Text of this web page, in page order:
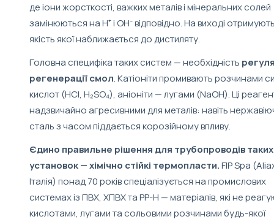
де іони жорсткості, важких металів і мінеральних солей
замінюються на H⁺ і OH⁻ відповідно. На виході
якість якої наближається до дистиляту.
Головна специфіка таких систем — необхідність
регенерації смол. Катіоніти промивають розчинами
кислот (HCl, H₂SO₄), аніоніти — лугами (NaOH). Ці
надзвичайно агресивними для металів: навіть
сталь з часом піддається корозійному впливу.
Єдино правильне рішення для трубопроводів таких
установок — хімічно стійкі термопласти.FIP Spa
Італія) понад 70 років спеціалізується на промислових
системах із ПВХ, ХПВХ та PP-H — матеріалів, які не
кислотами, лугами та сольовими розчинами будь-якої